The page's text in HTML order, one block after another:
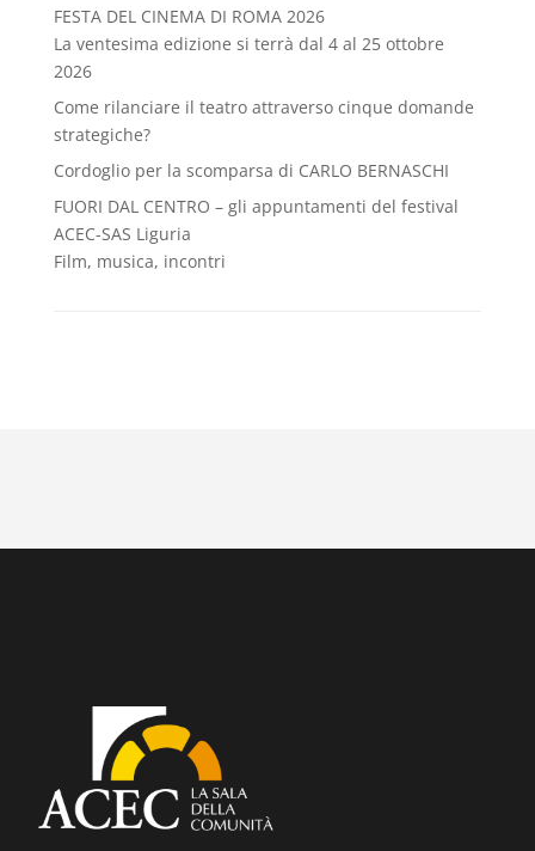
FESTA DEL CINEMA DI ROMA 2026
La ventesima edizione si terrà dal 4 al 25 ottobre
2026
Come rilanciare il teatro attraverso cinque domande
strategiche?
Cordoglio per la scomparsa di CARLO BERNASCHI
FUORI DAL CENTRO – gli appuntamenti del festival
ACEC-SAS Liguria
Film, musica, incontri